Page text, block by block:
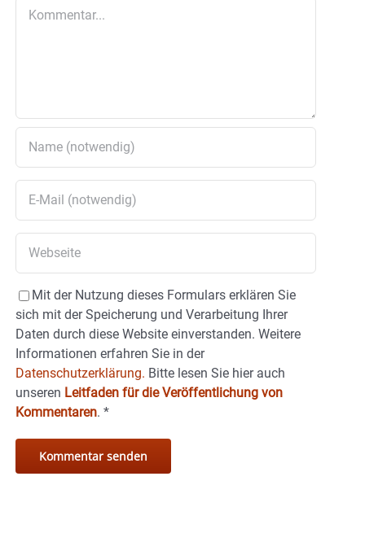
Mit der Nutzung dieses Formulars erklären Sie
sich mit der Speicherung und Verarbeitung Ihrer
Daten durch diese Website einverstanden. Weitere
Informationen erfahren Sie in der
Datenschutzerklärung. Bitte lesen Sie hier auch
unseren Leitfaden für die Veröffentlichung von
Kommentaren. *